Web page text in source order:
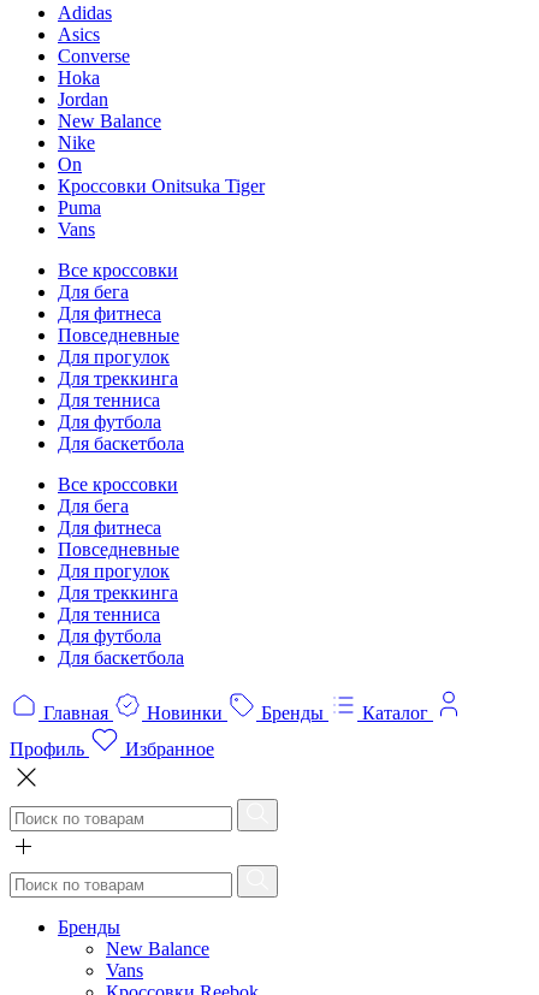
Adidas
Asics
Converse
Hoka
Jordan
New Balance
Nike
On
Кроссовки Onitsuka Tiger
Puma
Vans
Все кроссовки
Для бега
Для фитнеса
Повседневные
Для прогулок
Для треккинга
Для тенниса
Для футбола
Для баскетбола
Все кроссовки
Для бега
Для фитнеса
Повседневные
Для прогулок
Для треккинга
Для тенниса
Для футбола
Для баскетбола
Главная Новинки Бренды
Каталог
Профиль
Избранное
Бренды
New Balance
Vans